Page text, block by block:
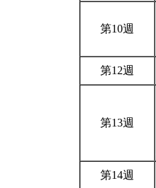
第10週
第12週
第13週
第14週